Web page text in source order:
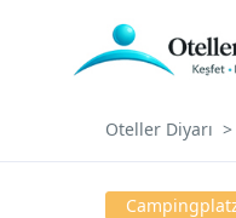
Oteller Diyarı